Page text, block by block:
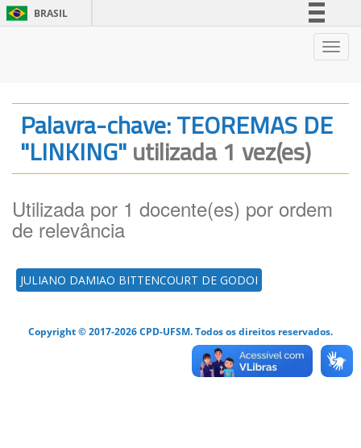
BRASIL
Legislação
Canais
Palavra-chave: TEOREMAS DE
"LINKING"utilizada 1 vez(es)
Utilizada por 1 docente(es) por ordem
de relevância
JULIANO DAMIAO BITTENCOURT DE GODOI
Copyright © 2017-2026 CPD-UFSM. Todos os direitos reservados.